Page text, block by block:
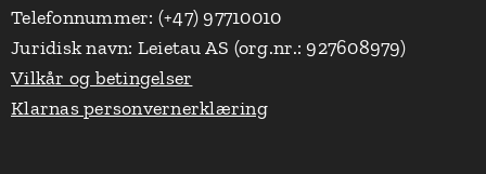
Telefonnummer: (+47) 97710010
Juridisk navn: Leietau AS (org.nr.: 927608979)
Vilkår og betingelser
Klarnas personvernerklæring